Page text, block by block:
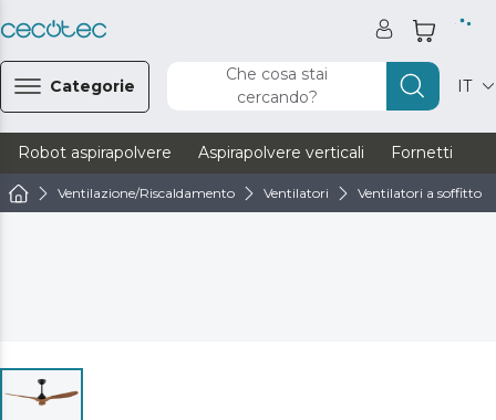
Categorie
Che cosa stai
cercando?
IT
Robot aspirapolvere Aspirapolvere verticali Fornetti
Ventilazione/Riscaldamento Ventilatori Ventilatori a soffitto